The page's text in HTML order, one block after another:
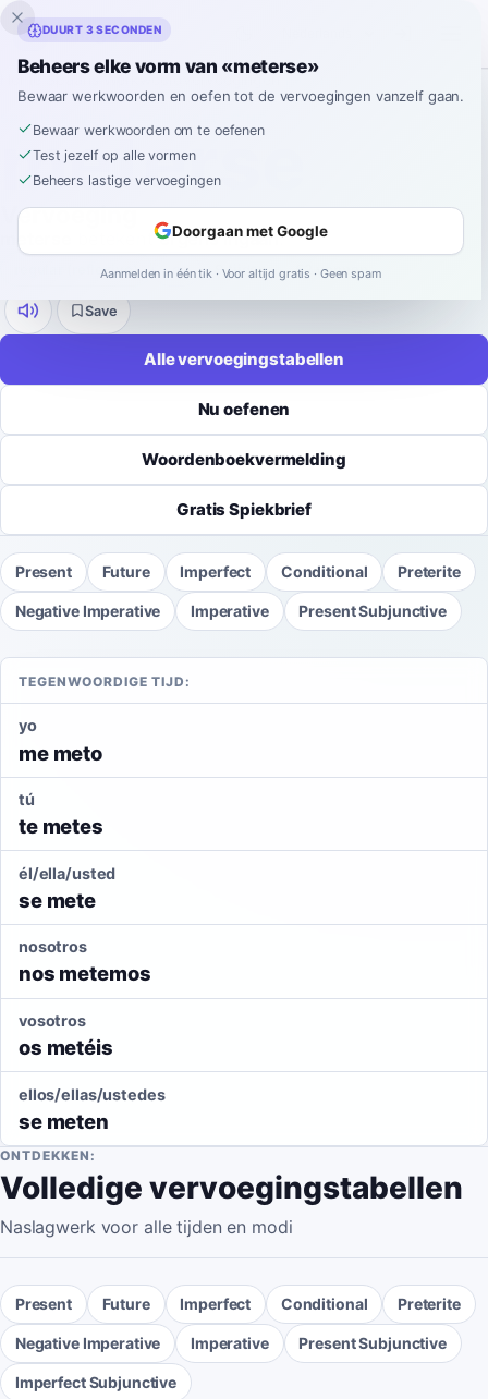
Inklingo
Home›Spaans›Werkwoordvervoegingen›meterse
meterse
Vervoeging
ergens ingaan.
regular (reflexive) -er 9 tijden 52 vormen
Save
Alle vervoegingstabellen
Nu oefenen
Woordenboekvermelding
Gratis Spiekbrief
Present Future Imperfect Conditional Preterite
Negative Imperative Imperative Present Subjunctive
TEGENWOORDIGE TIJD:
yo
me meto
tú
te metes
él/ella/usted
se mete
nosotros
nos metemos
vosotros
os metéis
ellos/ellas/ustedes
se meten
ONTDEKKEN:
Volledige vervoegingstabellen
Naslagwerk voor alle tijden en modi
Present Future Imperfect Conditional Preterite
Negative Imperative Imperative Present Subjunctive
Imperfect Subjunctive
DUURT 3 SECONDEN
Beheers elke vorm van «meterse»
Bewaar werkwoorden en oefen tot de vervoegingen vanzelf gaan.
Bewaar werkwoorden om te oefenen
Test jezelf op alle vormen
Beheers lastige vervoegingen
Doorgaan met Google
Aanmelden in één tik · Voor altijd gratis · Geen spam